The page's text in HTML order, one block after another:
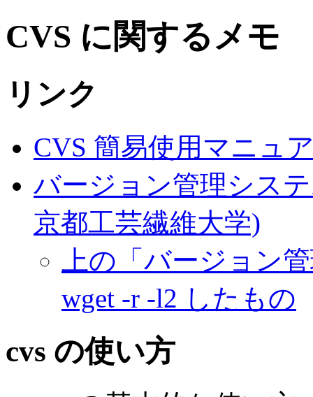
CVS に関するメモ
リンク
CVS 簡易使用マニュ
バージョン管理シス
京都工芸繊維大学)
上の「バージョン
wget -r -l2 したもの
cvs の使い方